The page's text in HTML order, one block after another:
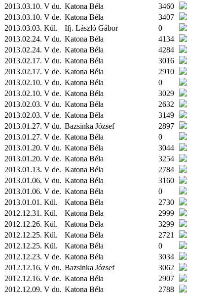
2013.03.10. V du. Katona Béla
3460
2013.03.10. V de. Katona Béla
3407
2013.03.03. Kül. Ifj. László Gábor
0
2013.02.24. V du. Katona Béla
4134
2013.02.24. V de. Katona Béla
4284
2013.02.17. V du. Katona Béla
3016
2013.02.17. V de. Katona Béla
2910
2013.02.10. V du. Katona Béla
0
2013.02.10. V de. Katona Béla
3029
2013.02.03. V du. Katona Béla
2632
2013.02.03. V de. Katona Béla
3149
2013.01.27. V du. Bazsinka József
2897
2013.01.27. V de. Katona Béla
0
2013.01.20. V du. Katona Béla
3044
2013.01.20. V de. Katona Béla
3254
2013.01.13. V de. Katona Béla
2784
2013.01.06. V du. Katona Béla
3160
2013.01.06. V de. Katona Béla
0
2013.01.01. Kül. Katona Béla
2730
2012.12.31. Kül. Katona Béla
2999
2012.12.26. Kül. Katona Béla
3299
2012.12.25. Kül. Katona Béla
2721
2012.12.25. Kül. Katona Béla
0
2012.12.23. V de. Katona Béla
3034
2012.12.16. V du. Bazsinka József
3062
2012.12.16. V de. Katona Béla
2907
2012.12.09. V du. Katona Béla
2788